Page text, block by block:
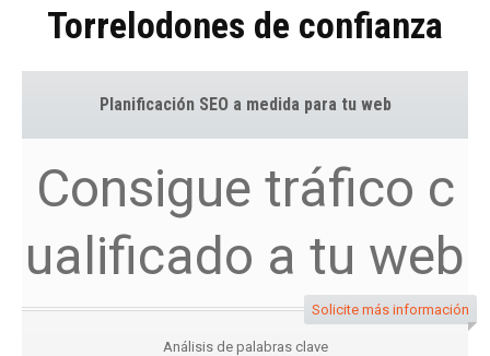
Torrelodones de confianza
Planificación SEO a medida para tu web
Consigue tráfico c
ualificado a tu web
Solicite más información
Análisis de palabras clave